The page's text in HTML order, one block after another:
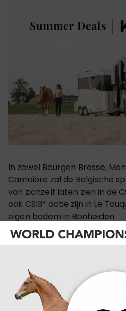
In zowel Bourgen Bresse,
Camaiore zal de Belgische
van zichzelf laten zien in de
ook CSI3* actie zijn in Le
eigen bodem in Bonheiden.
Ontdek hier de overige
CATEGORIËN: SPORTNIEUWS,
OVERIG NIEUWS
VARIA